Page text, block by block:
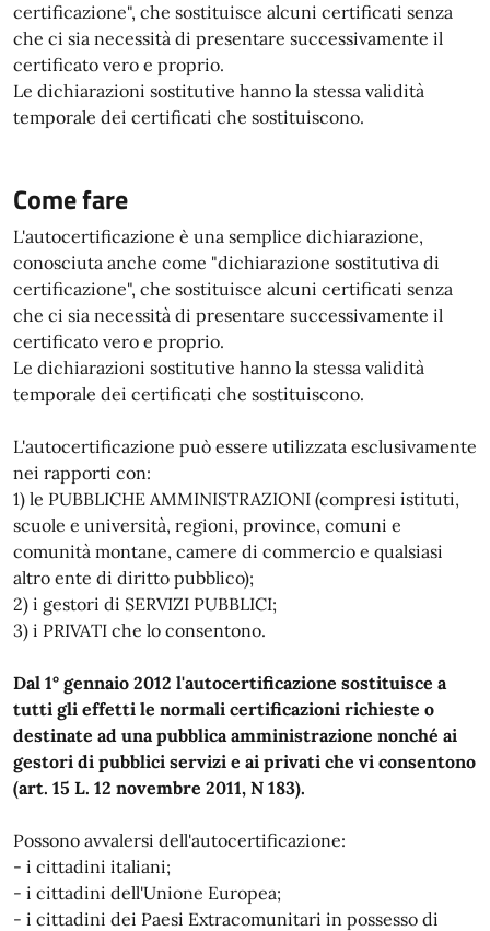
certificazione", che sostituisce alcuni certificati senza
che ci sia necessità di presentare successivamente il
certificato vero e proprio.
Le dichiarazioni sostitutive hanno la stessa validità
temporale dei certificati che sostituiscono.
Come fare
L'autocertificazione è una semplice dichiarazione,
conosciuta anche come "dichiarazione sostitutiva di
certificazione", che sostituisce alcuni certificati senza
che ci sia necessità di presentare successivamente il
certificato vero e proprio.
Le dichiarazioni sostitutive hanno la stessa validità
temporale dei certificati che sostituiscono.
L'autocertificazione può essere utilizzata esclusivamente
nei rapporti con:
1) le PUBBLICHE AMMINISTRAZIONI (compresi istituti,
scuole e università, regioni, province, comuni e
comunità montane, camere di commercio e qualsiasi
altro ente di diritto pubblico);
2) i gestori di SERVIZI PUBBLICI;
3) i PRIVATI che lo consentono.
Dal 1° gennaio 2012 l'autocertificazione sostituisce a
tutti gli effetti le normali certificazioni richieste o
destinate ad una pubblica amministrazione nonché ai
gestori di pubblici servizi e ai privati che vi consentono
(art. 15 L. 12 novembre 2011, N 183).
Possono avvalersi dell'autocertificazione:
- i cittadini italiani;
- i cittadini dell'Unione Europea;
- i cittadini dei Paesi Extracomunitari in possesso di